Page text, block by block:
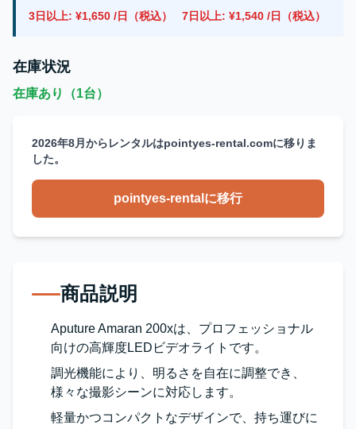
3日以上: ¥1,650 /日（税込）
7日以上: ¥1,540 /日（税込）
在庫状況
在庫あり（1台）
2026年8月からレンタルはpointyes-rental.comに移りま
した。
pointyes-rentalに移行
商品説明
Aputure Amaran 200xは、プロフェッショナル
向けの高輝度LEDビデオライトです。
調光機能により、明るさを自在に調整でき、
様々な撮影シーンに対応します。
軽量かつコンパクトなデザインで、持ち運びに